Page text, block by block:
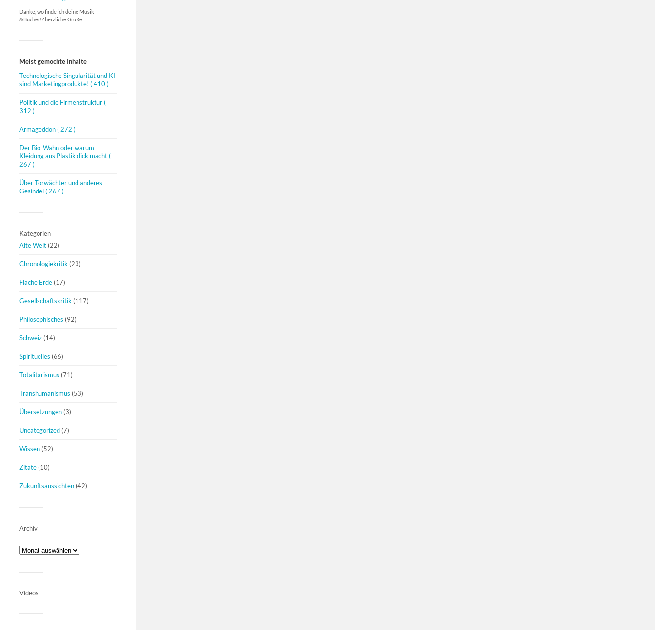
Danke, wo finde ich deine Musik
&Bücher!? herzliche Grüße
Meist gemochte Inhalte
Technologische Singularität und KI
sind Marketingprodukte! ( 410 )
Politik und die Firmenstruktur(
312 )
Armageddon( 272 )
Der Bio-Wahn oder warum
Kleidung aus Plastik dick macht(
267 )
Über Torwächter und anderes
Gesindel( 267 )
Kategorien
Alte Welt (22)
Chronologiekritik (23)
Flache Erde (17)
Gesellschaftskritik (117)
Philosophisches (92)
Schweiz (14)
Spirituelles (66)
Totalitarismus (71)
Transhumanismus (53)
Übersetzungen (3)
Uncategorized (7)
Wissen (52)
Zitate (10)
Zukunftsaussichten (42)
Archiv
Videos